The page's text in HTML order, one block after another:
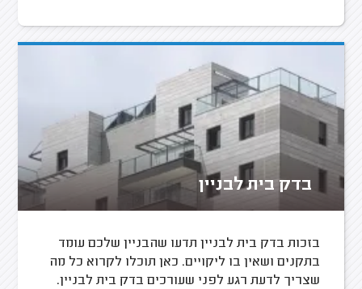
בדק בית לבניין
בזכות בדק בית לבניין תדעו שהבניין שלכם עומד
בתקנים ושאין בו ליקויים. כאן תוכלו לקרוא כל מה
שצריך לדעת רגע לפני שעורכים בדק בית לבניין.